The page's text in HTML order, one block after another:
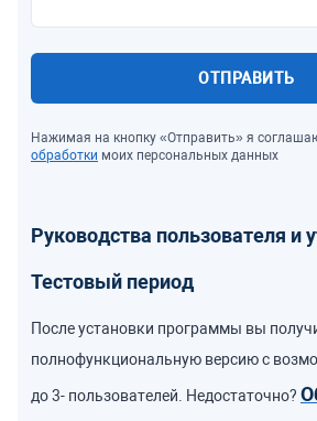
ОТПРАВИТЬ
Нажимая на кнопку «Отправить» я
обработки моих персональных данных
Руководства пользователя и
Тестовый период
После установки программы вы
полнофункциональную версию с
до 3- пользователей. Недостаточно?